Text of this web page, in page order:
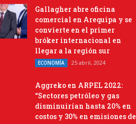
Gallagher abre oficina
comercial en Arequipa y se
convierte en el primer
bróker internacional en
llegar a la región sur
ECONOMÍA 25 abril, 2024
Aggreko en ARPEL 2022:
“Sectores petróleo y gas
disminuirían hasta 20% en
costos y 30% en emisiones de